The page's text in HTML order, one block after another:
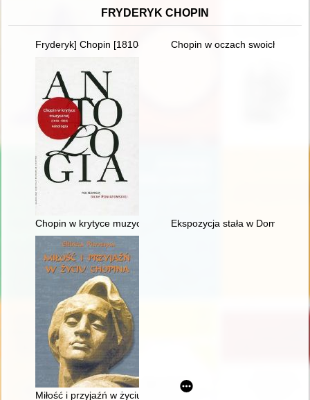
FRYDERYK CHOPIN
Fryderyk] Chopin [1810-1849] Chopin w oczach swoich
Chopin w krytyce muzycznej (1918-1939). Antologia
Ekspozycja stała w Domu
Miłość i przyjaźń w życiu Chopina